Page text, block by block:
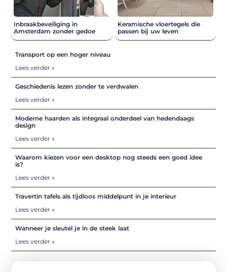
Inbraakbeveiliging in
Amsterdam zonder gedoe
Keramische vloertegels die
passen bij uw leven
Transport op een hoger niveau
Lees verder »
Geschiedenis lezen zonder te verdwalen
Lees verder »
Moderne haarden als integraal onderdeel van hedendaags
design
Lees verder »
Waarom kiezen voor een desktop nog steeds een goed idee
is?
Lees verder »
Travertin tafels als tijdloos middelpunt in je interieur
Lees verder »
Wanneer je sleutel je in de steek laat
Lees verder »